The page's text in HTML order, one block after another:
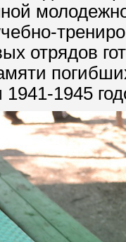
отрядов
1945